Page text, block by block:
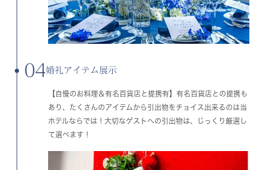
04婚礼アイテム展示
【自慢のお料理＆有名百貨店と提携有】有名百貨店との提携も
あり、たくさんのアイテムから引出物をチョイス出来るのは当
ホテルならでは！大切なゲストへの引出物は、じっくり厳選し
て選べます！